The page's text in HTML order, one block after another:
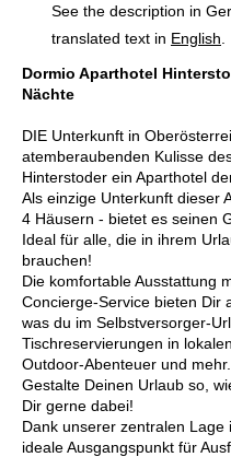
See the description in
translated text in English
Dormio Aparthotel
Nächte
DIE Unterkunft in
atemberaubenden Kulisse
Hinterstoder ein Aparthotel
Als einzige Unterkunft dieser
4 Häusern - bietet es seinen
Ideal für alle, die in ihrem
brauchen!
Die komfortable Ausstattung
Concierge-Service bieten Dir
was du im Selbstversorger-
Tischreservierungen in
Outdoor-Abenteuer und mehr.
Gestalte Deinen Urlaub so,
Dir gerne dabei!
Dank unserer zentralen
ideale Ausgangspunkt für